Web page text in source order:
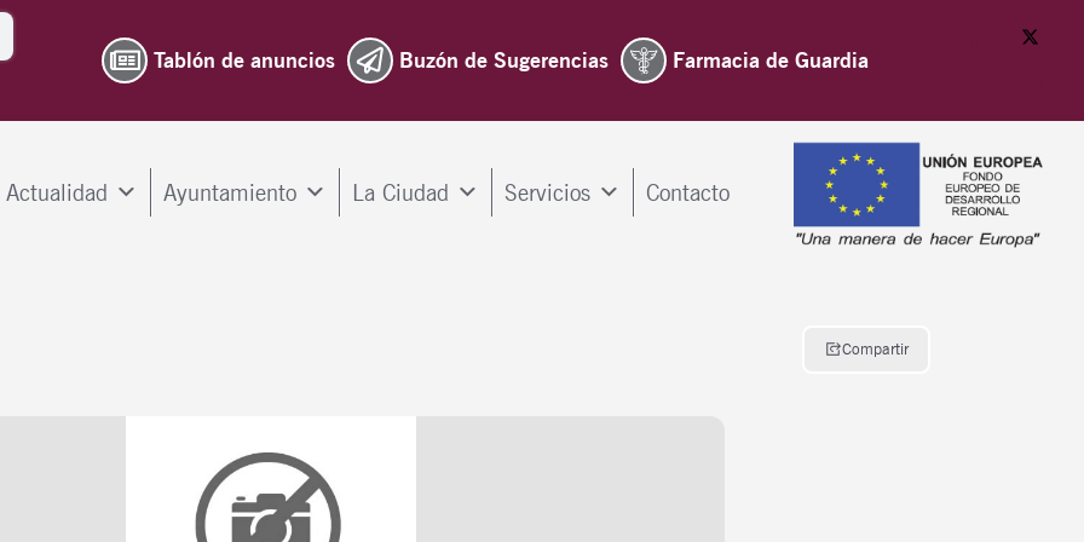
Tablón de anuncios Buzón de Sugerencias Farmacia de Guardia
Actualidad Ayuntamiento La Ciudad Servicios Contacto
Compartir